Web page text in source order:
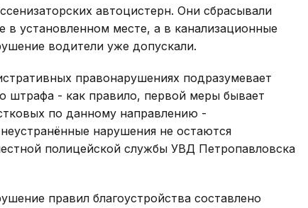
автоцистерн. Они сбрасывали
в установленном месте, а в канализационные
водители уже допускали.
правонарушениях подразумевает
штрафа - как правило, первой меры бывает
по данному направлению -
нарушения не остаются
полицейской службы УВД Петропавловска
правил благоустройства составлено